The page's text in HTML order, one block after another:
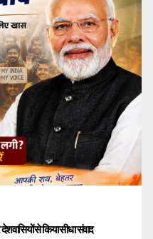
से किया सीधा संवाद